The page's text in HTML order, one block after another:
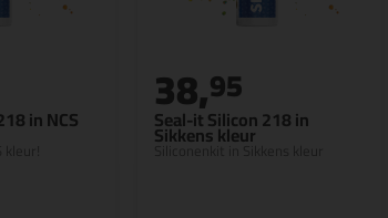
in NCS Seal-it Silicon 218 in
Sikkens kleur
Siliconenkit in Sikkens kleur
38,95